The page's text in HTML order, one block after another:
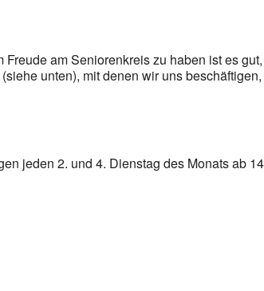
am Seniorenkreis zu haben ist es
unten), mit denen wir uns
jeden 2. und 4. Dienstag des Monats ab